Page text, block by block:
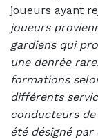
joueurs ayant
joueurs
gardiens qui
une denrée
formations
différents
conducteurs
été désigné